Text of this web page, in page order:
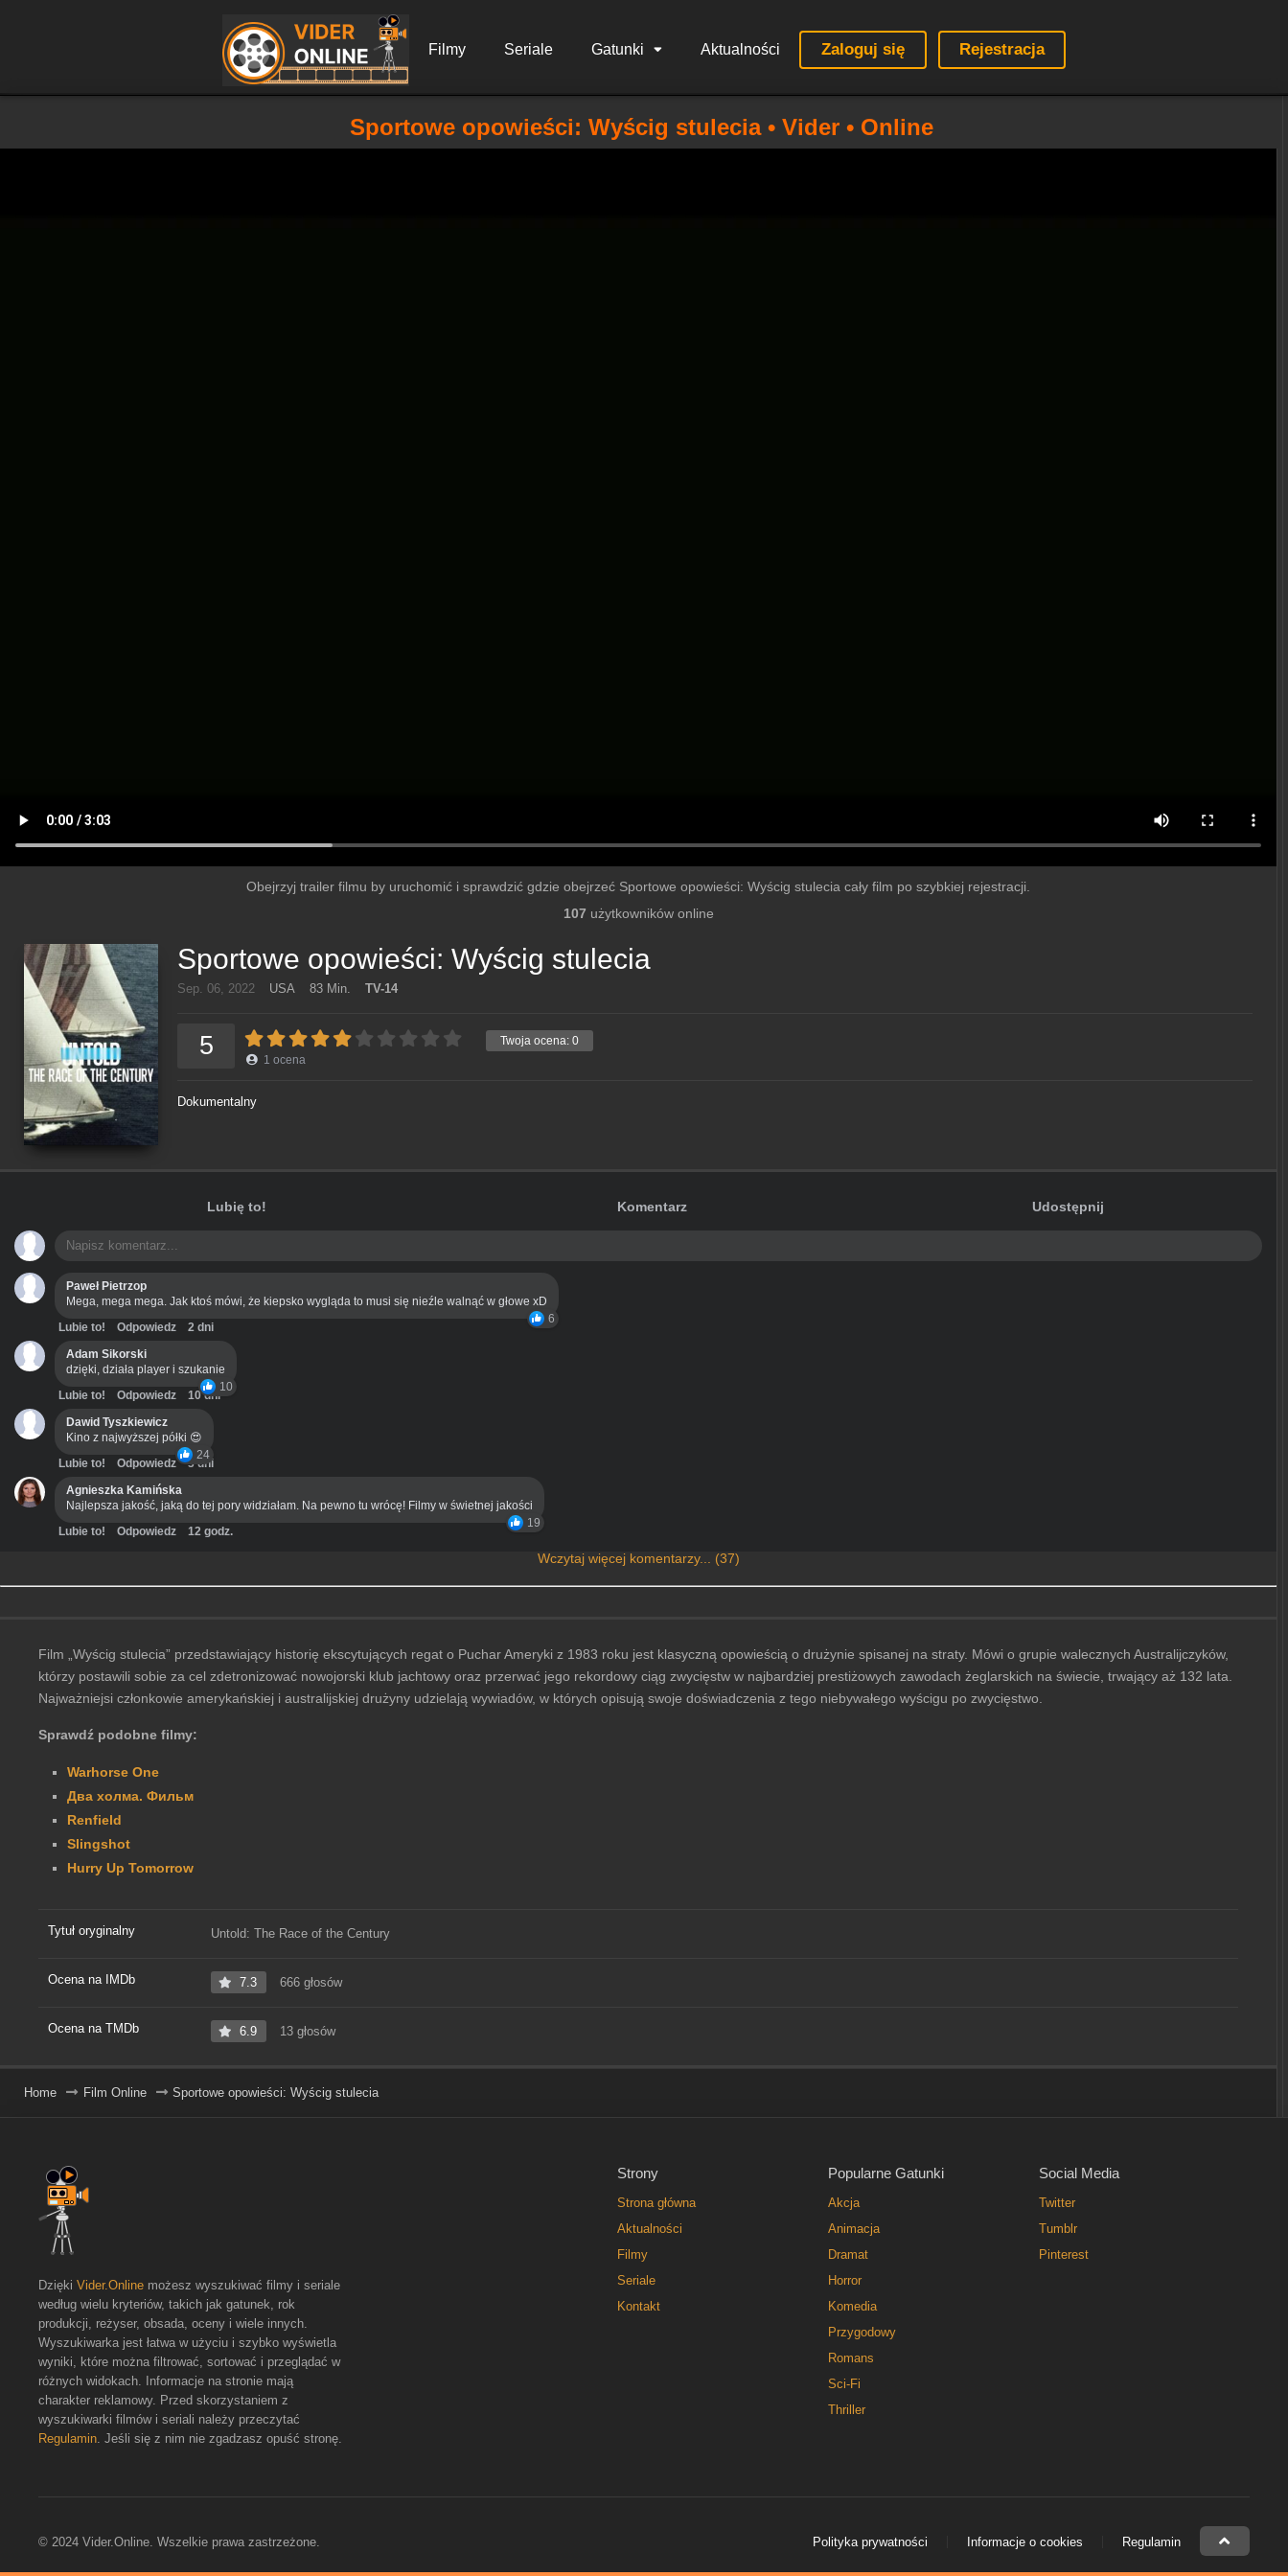
Filmy Seriale Gatunki Aktualności Zaloguj się Rejestracja
Sportowe opowieści: Wyścig stulecia • Vider • Online
Obejrzyj trailer filmu by uruchomić i sprawdzić gdzie obejrzeć Sportowe opowieści: Wyścig stulecia cały film po szybkiej rejestracji.
107 użytkowników online
Sportowe opowieści: Wyścig stulecia
Sep. 06, 2022 USA 83 Min. TV-14
Twoja ocena: 0
5 1 ocena
Dokumentalny
Lubię to! Komentarz Udostępnij
Paweł Pietrzop
Mega, mega mega. Jak ktoś mówi, że kiepsko wygląda to musi się nieźle walnąć w głowe xD
6
Lubie to! Odpowiedz
2 dni
Adam Sikorski
dzięki, działa player i szukanie
10
Lubie to! Odpowiedz
10 dni
Dawid Tyszkiewicz
Kino z najwyższej półki 😍
24
Lubie to! Odpowiedz
3 dni
Agnieszka Kamińska
Najlepsza jakość, jaką do tej pory widziałam. Na pewno tu wrócę! Filmy w świetnej jakości
19
Lubie to! Odpowiedz 12 godz.
Wczytaj więcej komentarzy... (37)
Film „Wyścig stulecia” przedstawiający historię ekscytujących regat o Puchar Ameryki z 1983 roku jest klasyczną opowieścią o drużynie spisanej na straty. Mówi o grupie walecznych Australijczyków,
którzy postawili sobie za cel zdetronizować nowojorski klub jachtowy oraz przerwać jego rekordowy ciąg zwycięstw w najbardziej prestiżowych zawodach żeglarskich na świecie, trwający aż 132 lata.
Najważniejsi członkowie amerykańskiej i australijskiej drużyny udzielają wywiadów, w których opisują swoje doświadczenia z tego niebywałego wyścigu po zwycięstwo.
Sprawdź podobne filmy:
Warhorse One
Два холма. Фильм
Renfield
Slingshot
Hurry Up Tomorrow
Tytuł oryginalny Untold: The Race of the Century
Ocena na IMDb 7.3 666 głosów
Ocena na TMDb 6.9 13 głosów
Home Film Online Sportowe opowieści: Wyścig stulecia
Strony
Strona główna
Aktualności
Filmy
Seriale
Kontakt
Popularne Gatunki
Akcja
Animacja
Dramat
Horror
Komedia
Przygodowy
Romans
Sci-Fi
Thriller
Social Media
Twitter
Tumblr
Pinterest
Dzięki Vider.Online możesz wyszukiwać filmy i seriale
według wielu kryteriów, takich jak gatunek, rok
produkcji, reżyser, obsada, oceny i wiele innych.
Wyszukiwarka jest łatwa w użyciu i szybko wyświetla
wyniki, które można filtrować, sortować i przeglądać w
różnych widokach. Informacje na stronie mają
charakter reklamowy. Przed skorzystaniem z
wyszukiwarki filmów i seriali należy przeczytać
Regulamin. Jeśli się z nim nie zgadzasz opuść stronę.
© 2024 Vider.Online. Wszelkie prawa zastrzeżone. Polityka prywatności Informacje o cookies Regulamin